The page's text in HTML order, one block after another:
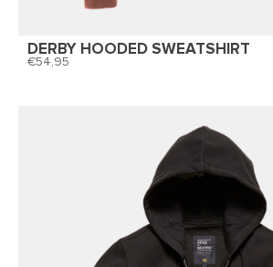
DERBY HOODED SWEATSHIRT
54,95